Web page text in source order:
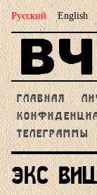
Русский English
ГЛАВНАЯ
ТЕЛЕГРАММЫ
Экс-